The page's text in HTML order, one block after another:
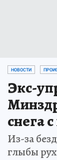
НОВОСТИ
Экс-
снега
Из-за
глыбы